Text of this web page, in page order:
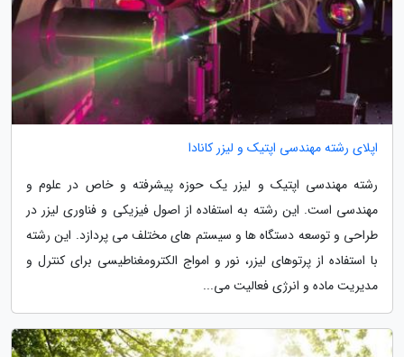
اپلای رشته مهندسی اپتیک و لیزر کانادا
رشته مهندسی اپتیک و لیزر یک حوزه پیشرفته و خاص در علوم و
مهندسی است. این رشته به استفاده از اصول فیزیکی و فناوری لیزر در
طراحی و توسعه دستگاه ها و سیستم های مختلف می پردازد. این رشته
با استفاده از پرتوهای لیزر، نور و امواج الکترومغناطیسی برای کنترل و
مدیریت ماده و انرژی فعالیت می...